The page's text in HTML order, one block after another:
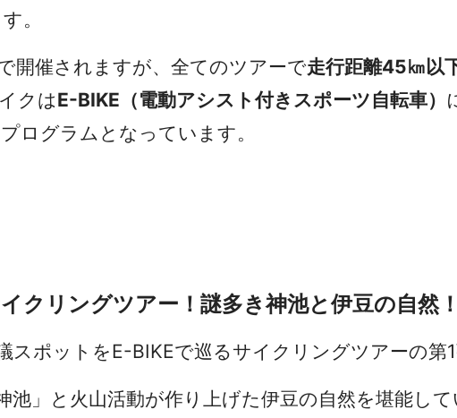
。
開催されますが、全てのツアーで走行距離45㎞以
クはE-BIKE（電動アシスト付きスポーツ自転車）
ログラムとなっています。
クリングツアー！謎多き神池と伊豆の自然！
思議スポットをE-BIKEで巡るサイク
池」と火山活動が作り上げた伊豆の自然を堪能して